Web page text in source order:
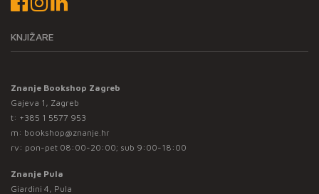
KNJIŽARE
Znanje Bookshop Zagreb
Gajeva 1, Zagreb
t: +385 1 5577 953
m: bookshop@znanje.hr
rv: pon-pet 08:00-20:00; sub 9:00-18:00
Znanje Pula
Giardini 4, Pula